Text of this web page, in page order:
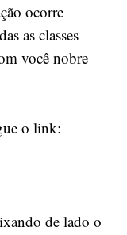
ocorre
as classes
você nobre
o link:
de lado o